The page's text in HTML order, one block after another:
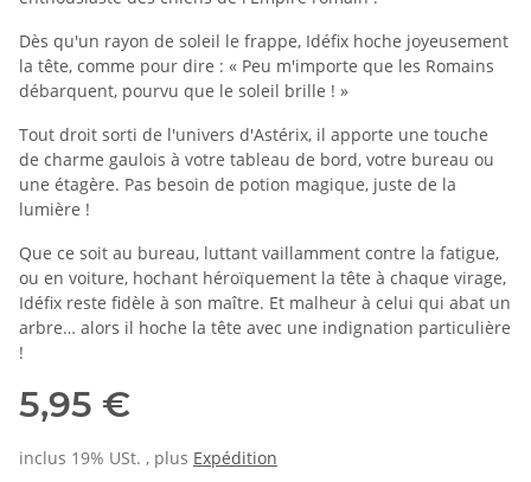
Dès qu'un rayon de soleil le frappe, Idéfix hoche joyeusement
la tête, comme pour dire : « Peu m'importe que les Romains
débarquent, pourvu que le soleil brille ! »
Tout droit sorti de l'univers d'Astérix, il apporte une touche
de charme gaulois à votre tableau de bord, votre bureau ou
une étagère. Pas besoin de potion magique, juste de la
lumière !
Que ce soit au bureau, luttant vaillamment contre la fatigue,
ou en voiture, hochant héroïquement la tête à chaque virage,
Idéfix reste fidèle à son maître. Et malheur à celui qui abat un
arbre… alors il hoche la tête avec une indignation particulière
!
5,95 €
inclus 19% USt. , plus Expédition